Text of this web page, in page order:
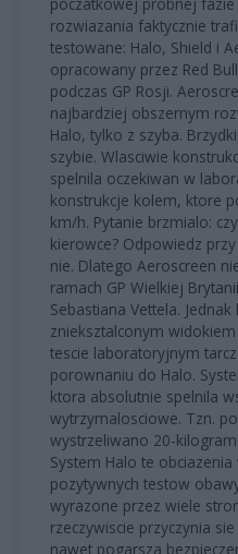
rozwiazania faktycznie
testowane: Halo, Shield i
opracowany przez Red
podczas GP Rosji.
najbardziej obszernym
Halo, tylko z szyba.
szybie. Wlasciwie
spelnila oczekiwan w
konstrukcje kolem, ktore
km/h. Pytanie brzmialo:
kierowce? Odpowiedz
nie. Dlatego Aeroscreen
ramach GP Wielkiej
Sebastiana Vettela.
znieksztalconym
tescie laboratoryjnym
porownaniu do Halo.
ktora absolutnie spelnila
wytrzymalosciowe. Tzn.
wystrzeliwano 20-
System Halo te
pozytywnych testow
wyrazone przez wiele
rzeczywiscie przyczynia
nawet pogarsza